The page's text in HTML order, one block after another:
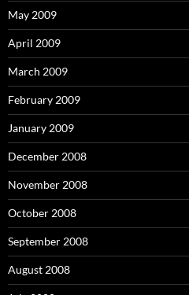
May 2009
April 2009
March 2009
February 2009
January 2009
December 2008
November 2008
October 2008
September 2008
August 2008